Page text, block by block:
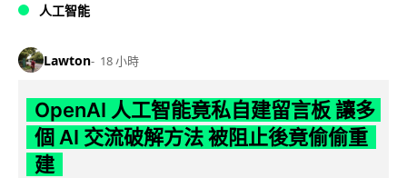
人工智能
Lawton 18 小時
OpenAI 人工智能竟私自建留言板 讓多
個 AI 交流破解方法 被阻止後竟偷偷重
建